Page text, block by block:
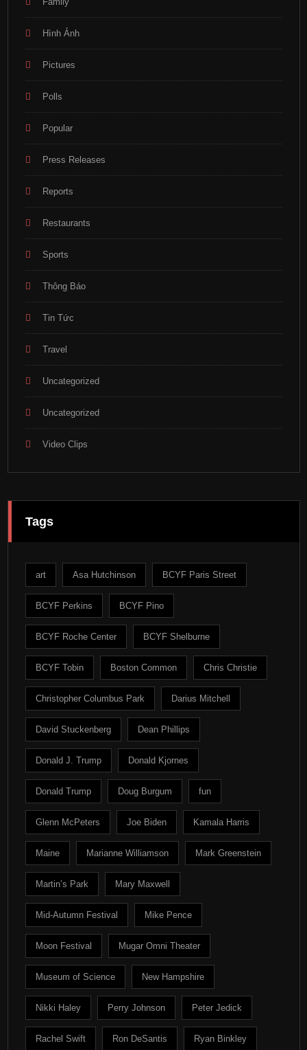
Hình Ảnh
Pictures
Polls
Popular
Press Releases
Reports
Restaurants
Sports
Thông Báo
Tin Tức
Travel
Uncategorized
Uncategorized
Video Clips
Tags
art Asa Hutchinson BCYF Paris Street
BCYF Perkins BCYF Pino
BCYF Roche Center BCYF Shelburne
BCYF Tobin Boston Common Chris Christie
Christopher Columbus Park Darius Mitchell
David Stuckenberg Dean Phillips
Donald J. Trump Donald Kjornes
Donald Trump Doug Burgum fun
Glenn McPeters Joe Biden Kamala Harris
Maine Marianne Williamson Mark Greenstein
Martin’s Park Mary Maxwell
Mid-Autumn Festival Mike Pence
Moon Festival Mugar Omni Theater
Museum of Science New Hampshire
Nikki Haley Perry Johnson Peter Jedick
Rachel Swift Ron DeSantis Ryan Binkley